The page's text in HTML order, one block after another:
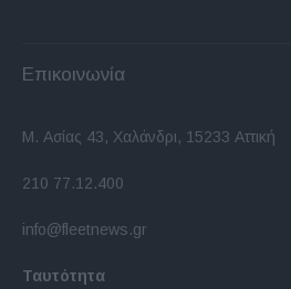
Επικοινωνία
Μ. Ασίας 43, Χαλάνδρι, 15233 Αττική
210 77.12.400
info@fleetnews.gr
Ταυτότητα